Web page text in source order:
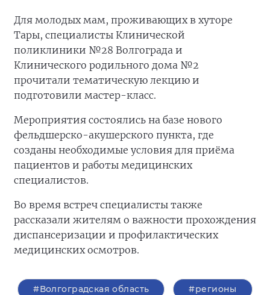
Для молодых мам, проживающих в хуторе
Тары, специалисты Клинической
поликлиники №28 Волгограда и
Клинического родильного дома №2
прочитали тематическую лекцию и
подготовили мастер-класс.
Мероприятия состоялись на базе нового
фельдшерско-акушерского пункта, где
созданы необходимые условия для приёма
пациентов и работы медицинских
специалистов.
Во время встреч специалисты также
рассказали жителям о важности прохождения
диспансеризации и профилактических
медицинских осмотров.
#Волгоградская область #регионы